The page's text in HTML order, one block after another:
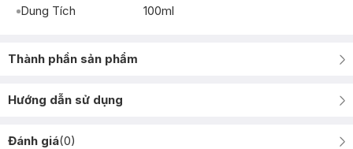
Dung Tích
100ml
Thành phần sản phẩm
Hướng dẫn sử dụng
Đánh giá(0)